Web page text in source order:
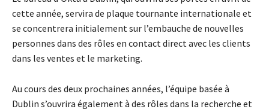
cette année, servira de plaque tournante internationale et
se concentrera initialement sur l’embauche de nouvelles
personnes dans des rôles en contact direct avec les clients
dans les ventes et le marketing.
Au cours des deux prochaines années, l’équipe basée à
Dublin s’ouvrira également à des rôles dans la recherche et